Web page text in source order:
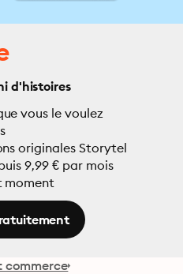
d'histoires
vous le voulez
originales Storytel
9,99 € par mois
moment
commerce